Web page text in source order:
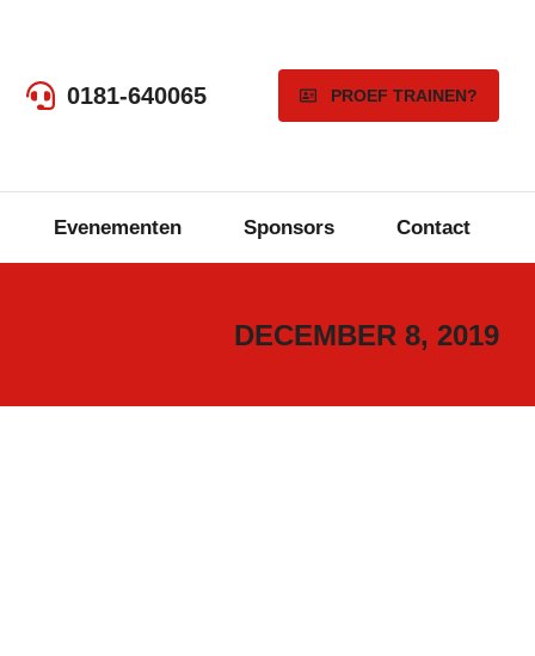
0181-640065 PROEF TRAINEN?
Evenementen Sponsors Contact
DECEMBER 8, 2019